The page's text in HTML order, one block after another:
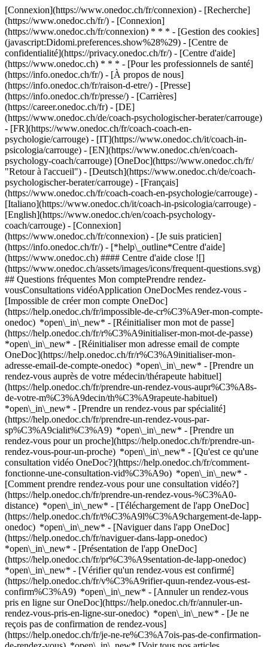
[Connexion](https://www.onedoc.ch/fr/connexion) - [Recherche]
(https://www.onedoc.ch/fr/) - [Connexion]
(https://www.onedoc.ch/fr/connexion) * * * - [Gestion des cookies]
(javascript:Didomi.preferences.show%28%29) - [Centre de
confidentialité](https://privacy.onedoc.ch/fr/) - [Centre d'aide]
(https://www.onedoc.ch) * * * - [Pour les professionnels de santé]
(https://info.onedoc.ch/fr/) - [À propos de nous]
(https://info.onedoc.ch/fr/raison-d-etre/) - [Presse]
(https://info.onedoc.ch/fr/presse/) - [Carrières]
(https://career.onedoc.ch/fr) - [DE]
(https://www.onedoc.ch/de/coach-psychologischer-berater/carrouge)
- [FR](https://www.onedoc.ch/fr/coach-coach-en-
psychologie/carrouge) - [IT](https://www.onedoc.ch/it/coach-in-
psicologia/carrouge) - [EN](https://www.onedoc.ch/en/coach-
psychology-coach/carrouge) [OneDoc](https://www.onedoc.ch/fr/
"Retour à l'accueil") - [Deutsch](https://www.onedoc.ch/de/coach-
psychologischer-berater/carrouge) - [Français]
(https://www.onedoc.ch/fr/coach-coach-en-psychologie/carrouge) -
[Italiano](https://www.onedoc.ch/it/coach-in-psicologia/carrouge) -
[English](https://www.onedoc.ch/en/coach-psychology-
coach/carrouge) - [Connexion]
(https://www.onedoc.ch/fr/connexion) - [Je suis praticien]
(https://info.onedoc.ch/fr/) - [*help\_outline*Centre d'aide]
(https://www.onedoc.ch) #### Centre d'aide close ![]
(https://www.onedoc.ch/assets/images/icons/frequent-questions.svg)
## Questions fréquentes Mon comptePrendre rendez-
vousConsultations vidéoApplication OneDocMes rendez-vous -
[Impossible de créer mon compte OneDoc]
(https://help.onedoc.ch/fr/impossible-de-cr%C3%A9er-mon-compte-
onedoc) *open\_in\_new* - [Réinitialiser mon mot de passe]
(https://help.onedoc.ch/fr/r%C3%A9initialiser-mon-mot-de-passe)
*open\_in\_new* - [Réinitialiser mon adresse email de compte
OneDoc](https://help.onedoc.ch/fr/r%C3%A9initialiser-mon-
adresse-email-de-compte-onedoc) *open\_in\_new* - [Prendre un
rendez-vous auprès de votre médecin/thérapeute habituel]
(https://help.onedoc.ch/fr/prendre-un-rendez-vous-aupr%C3%A8s-
de-votre-m%C3%A9decin/th%C3%A9rapeute-habituel)
*open\_in\_new* - [Prendre un rendez-vous par spécialité]
(https://help.onedoc.ch/fr/prendre-un-rendez-vous-par-
sp%C3%A9cialit%C3%A9) *open\_in\_new* - [Prendre un
rendez-vous pour un proche](https://help.onedoc.ch/fr/prendre-un-
rendez-vous-pour-un-proche) *open\_in\_new* - [Qu'est ce qu'une
consultation vidéo OneDoc?](https://help.onedoc.ch/fr/comment-
fonctionne-une-consultation-vid%C3%A9o) *open\_in\_new* -
[Comment prendre rendez-vous pour une consultation vidéo?]
(https://help.onedoc.ch/fr/prendre-un-rendez-vous-%C3%A0-
distance) *open\_in\_new* - [Téléchargement de l'app OneDoc]
(https://help.onedoc.ch/fr/t%C3%A9l%C3%A9chargement-de-lapp-
onedoc) *open\_in\_new* - [Naviguer dans l'app OneDoc]
(https://help.onedoc.ch/fr/naviguer-dans-lapp-onedoc)
*open\_in\_new* - [Présentation de l'app OneDoc]
(https://help.onedoc.ch/fr/pr%C3%A9sentation-de-lapp-onedoc)
*open\_in\_new* - [Vérifier qu'un rendez-vous est confirmé](https://help.onedoc.ch/fr/v%C3%A9rifier-quun-rendez-vous-est-confirm%C3%A9) *open\_in\_new* - [Annuler un rendez-vous pris en ligne sur OneDoc](https://help.onedoc.ch/fr/annuler-un-rendez-vous-pris-en-ligne-sur-onedoc) *open\_in\_new* - [Je ne reçois pas de confirmation de rendez-vous](https://help.onedoc.ch/fr/je-ne-re%C3%A7ois-pas-de-confirmation-de-rendez-vous) *open\_in\_new* [Voir tous nos articles *open\_in\_new*](https://help.onedoc.ch/fr/) close ## Modifier votre recherche ![Maison avec un signe plus annonçant qu’une consultation peut être effectuée sur place](https://www.onedoc.ch/assets/images/icons/on-site.svg) Sur place ![Caméra avec un symbole lecture annonçant qu’une consultation peut être effectuée à distance en vidéo](https://www.onedoc.ch/assets/images/icons/remote.svg) À distance Rechercher #### Spécialités #### Praticiens #### Établissements edit Coach / coach en psychologie à Carrouge tune Filtrer par Nouveaux patients*keyboard\_arrow\_down* - Acceptés*check\_circle* Langue parlée*keyboard\_arrow\_down* - Allemand*check\_circle* - Anglais*check\_circle* - Espagnol*check\_circle* - Français*check\_circle* - Italien*check\_circle* - Néerlandais*check\_circle* - Romanche*check\_circle* Sexe*keyboard\_arrow\_down* - Femme*check\_circle* - Homme*check\_circle* Réseau*keyboard\_arrow\_down* - ASCA*check\_circle* - RME*check\_circle* - APTN*check\_circle* Disponibilité*keyboard\_arrow\_down* - Disponible aujourdhui*check\_circle* - Dans les 3 prochains jours*check\_circle* - Dans les 7 prochains jours*check\_circle* - Dans les 14 prochains jours*check\_circle* # __Coach / coach en psychologie__ à __Carrouge__: prenez rendez-vous en ligne aujourd'hui ## 2 résultats à Carrouge [![M. Thomas Morier-Genoud, coach / coach en psychologie à Carrouge](https://assets.onedoc.ch/images/users/63be73d4a489f34bdf953fba8981f2105e47f2286261ad77a18363eda02c99e4-small.jpg "M. Thomas Morier-Genoud, coach / coach en psychologie à Carrouge")](https://www.onedoc.ch/fr/coach-coach-en-psychologie/carrouge/pc26n/thomas-morier-genoud) ### [M. Thomas Morier-Genoud](https://www.onedoc.ch/fr/coach-coach-en-psychologie/carrouge/pc26n/thomas-morier-genoud) ![Badge indiquant un profil vérifié](https://www.onedoc.ch/assets/images/icons/checkmark.svg) Coach / coach en psychologie CONSULTATIONS EN VISIO Route du Village 8 1084 Carrouge ![M. Thomas Morier-Genoud est affilié au réseau ASCA](https://assets.onedoc.ch/images/networks/logos/496d325fd4282f2f0a46197dd629fd16fcd2d324839e441a2a65aaa74df08a15-small.png) ![Icône patient avec un signe plus annonçant que le professionnel accepte de nouveaux patients](https://www.onedoc.ch/assets/images/icons/new-patients.svg)Accepte les nouveaux patients [Réserver un RDV](https://www.onedoc.ch/fr/coach-coach-en-psychologie/carrouge/pc26n/thomas-morier-genoud) *chevron\_left* ven. 07 août *chevron\_right* Voir plus de rendez-vous *error\_outline* Une erreur s'est produite lors du chargement des disponibilités [Réessayer](https://www.onedoc.ch) [![M. Thomas Morier-Genoud, coach / coach en psychologie à Carrouge](https://assets.onedoc.ch/images/users/63be73d4a489f34bdf953fba8981f2105e47f2286261ad77a18363eda02c99e4-small.jpg "M. Thomas Morier-Genoud, coach / coach en psychologie à Carrouge")](https://www.onedoc.ch/fr/coach-coach-en-psychologie/carrouge/pcx2n/thomas-morier-genoud) ### [M. Thomas Morier-Genoud](https://www.onedoc.ch/fr/coach-coach-en-psychologie/carrouge/pcx2n/thomas-morier-genoud) ![Badge indiquant un profil vérifié](https://www.onedoc.ch/assets/images/icons/checkmark.svg) Coach / coach en psychologie Happy Global Therapy route du village 8 1084 Carrouge ![M. Thomas Morier-Genoud est affilié au réseau ASCA](https://assets.onedoc.ch/images/networks/logos/496d325fd4282f2f0a46197dd629fd16fcd2d324839e441a2a65aaa74df08a15-small.png) ![Icône patient avec un signe plus annonçant que le professionnel accepte de nouveaux patients](https://www.onedoc.ch/assets/images/icons/new-patients.svg)Accepte les nouveaux patients [Réserver un RDV](https://www.onedoc.ch/fr/coach-coach-en-psychologie/carrouge/pcx2n/thomas-morier-genoud) *chevron\_left* ven. 07 août *chevron\_right* Voir plus de rendez-vous *error\_outline* Une erreur s'est produite lors du chargement des disponibilités [Réessayer](https://www.onedoc.ch) ## __Coachs / coachs en psychologie__: d'autres spécialistes sont réservables en ligne dans les environs de __Carrouge__ [![Mme Denise Dunant, art-thérapeute à Jorat-Menthue](https://assets.onedoc.ch/images/users/3fb182d371af382247a396cdcc258aff27b30ccd43cb1410c58e6bf721d53b91-small.jpg "Mme Denise Dunant, art-thérapeute à Jorat-Menthue")](https://www.onedoc.ch/fr/art-therapeute/jorat-menthue/pcwhi/denise-dunant) ### [Mme Denise Dunant](https://www.onedoc.ch/fr/art-therapeute/jorat-menthue/pcwhi/denise-dunant) ![Badge indiquant un profil vérifié](https://www.onedoc.ch/assets/images/icons/checkmark.svg) [Art-thérapeute](https://www.onedoc.ch/fr/art-therapeute/jorat-menthue), [Coach / coach en psychologie](https://www.onedoc.ch/fr/coach-coach-en-psychologie/jorat-menthue) Couleur Confiance Route de Peyres-Possens 27 1062 Jorat-Menthue ![Mme Denise Dunant est affiliée au réseau ASCA](https://assets.onedoc.ch/images/networks/logos/496d325fd4282f2f0a46197dd629fd16fcd2d324839e441a2a65aaa74df08a15-small.png) ![Icône caméra avec un symbole lecture annonçant que le professionnel de santé propose des consultations vidéo](https://www.onedoc.ch/assets/images/icons/video-consultations.svg)Consultations vidéo disponibles ![Icône patient avec un signe plus annonçant que le professionnel accepte de nouveaux patients](https://www.onedoc.ch/assets/images/icons/new-patients.svg)Accepte les nouveaux patients [Réserver un RDV](https://www.onedoc.ch/fr/art-therapeute/jorat-menthue/pcwhi/denise-dunant) *chevron\_left* ven. 07 août *chevron\_right* Voir plus de rendez-vous *error\_outline* Une erreur s'est produite lors du chargement des disponibilités [Réessayer](https://www.onedoc.ch) [![M. Fabrice Nicolot, thérapeute en hypnose à Puidoux](https://assets.onedoc.ch/images/users/31a9d7965f62ba87108b8366f047982d06bf9b1ac8e76f37634009d287b1f27f-small.jpg "M. Fabrice Nicolot, thérapeute en hypnose à Puidoux")](https://www.onedoc.ch/fr/therapeute-en-hypnose/puidoux/pcypw/fabrice-nicolot) ### [M. Fabrice Nicolot](https://www.onedoc.ch/fr/therapeute-en-hypnose/puidoux/pcypw/fabrice-nicolot) ![Badge indiquant un profil vérifié](https://www.onedoc.ch/assets/images/icons/checkmark.svg) [Thérapeute en hypnose](https://www.onedoc.ch/fr/therapeute-en-hypnose/puidoux), [Coach / coach en psychologie](https://www.onedoc.ch/fr/coach-coach-en-psychologie/puidoux) Fabrice Nicolot Route Z.I. La Vulpillière 61 1070 Puidoux ![M. Fabrice Nicolot est affilié au réseau ASCA](https://assets.onedoc.ch/images/networks/logos/496d325fd4282f2f0a46197dd629fd16fcd2d324839e441a2a65aaa74df08a15-small.png) ![Icône patient avec un signe plus annonçant que le professionnel accepte de nouveaux patients](https://www.onedoc.ch/assets/images/icons/new-patients.svg)Accepte les nouveaux patients [Réserver un RDV](https://www.onedoc.ch/fr/therapeute-en-hypnose/puidoux/pcypw/fabrice-nicolot) [![Mme Dominique Berdoz-Widmer, psychologue à Epalinges](https://assets.onedoc.ch/images/users/7942460e121dfb3aa5391584f3e6036699fda287ac499a07aad0716ad756a9d3-small.png "Mme Dominique Berdoz-Widmer, psychologue à Epalinges")](https://www.onedoc.ch/fr/psychologue/epalinges/pczu8/dominique-berdoz-widmer) ### [Mme Dominique Berdoz-Widmer](https://www.onedoc.ch/fr/psychologue/epalinges/pczu8/dominique-berdoz-widmer) ![Badge indiquant un profil vérifié](https://www.onedoc.ch/assets/images/icons/checkmark.svg) [Psychologue](https://www.onedoc.ch/fr/psychologue/epalinges), [Coach / coach en psychologie](https://www.onedoc.ch/fr/coach-coach-en-psychologie/epalinges) Cabinet de Dominique Berdoz, Psychologue FSP Chemin des Planchamps 9 1066 Epalinges ![Mme Dominique Berdoz-Widmer est affiliée au réseau ASCA](https://assets.onedoc.ch/images/networks/logos/496d325fd4282f2f0a46197dd629fd16fcd2d324839e441a2a65aaa74df08a15-small.png) ![Icône patient avec un signe plus annonçant que le professionnel accepte de nouveaux patients](https://www.onedoc.ch/assets/images/icons/new-patients.svg)Accepte les nouveaux patients [Réserver un RDV](https://www.onedoc.ch/fr/psychologue/epalinges/pczu8/dominique-berdoz-widmer) Expertises:[Accompagnement au développement professionnel](https://www.onedoc.ch/fr/accompagnement-au-developpement-professionnel/epalinges), [Accompagnement psychologique du burn out](https://www.onedoc.ch/fr/accompagnement-psychologique-du-burn-out/epalinges), [Accompagnement psychologique en cas de douleurs chroniques](https://www.onedoc.ch/fr/accompagnement-psychologique-en-cas-de-douleurs-chroniques/epalinges), [Accompagnement psychologique pour trouble de l'humeur](https://www.onedoc.ch/fr/accompagnement-psychologique-pour-trouble-de-l-humeur/epalinges), [Accompagnement psychologique pour gestion du stress](https://www.onedoc.ch/fr/accompagnement-psychologique-pour-gestion-du-stress/epalinges), [Psychodynamique](https://www.onedoc.ch/fr/psychodynamique/epalinges), [Troubles obsessionnels compulsifs (TOC)](https://www.onedoc.ch/fr/troubles-obsessionnels-compulsifs-toc/epalinges), [Troubles anxieux](https://www.onedoc.ch/fr/troubles-anxieux/epalinges), [Training autogène | Auto-hypnose](https://www.onedoc.ch/fr/training-autogene-auto-hypnose/epalinges), [Accompagnement au développement personnel](https://www.onedoc.ch/fr/accompagnement-au-developpement-personnel/epalinges)Voir plus Expertises:[Accompagnement au développement professionnel](https://www.onedoc.ch/fr/accompagnement-au-developpement-professionnel/epalinges), [Accompagnement psychologique du burn out](https://www.onedoc.ch/fr/accompagnement-psychologique-du-b